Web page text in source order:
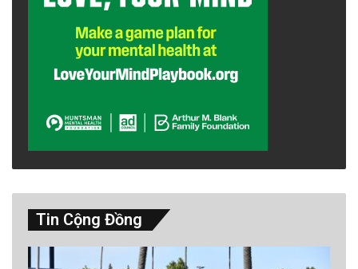
Stratus có lẽ giỏi né tránh khả năng miễn dịch
của con người hơn những biến thể khác, giới
chuyên gia lưu ý. Mặc dù quy định chích ngừa
đang thay đổi, nhưng trang web CDC vẫn cho
hay vaccine COVID-19 giúp phòng ngừa “bệnh
Tin Cộng Đồng